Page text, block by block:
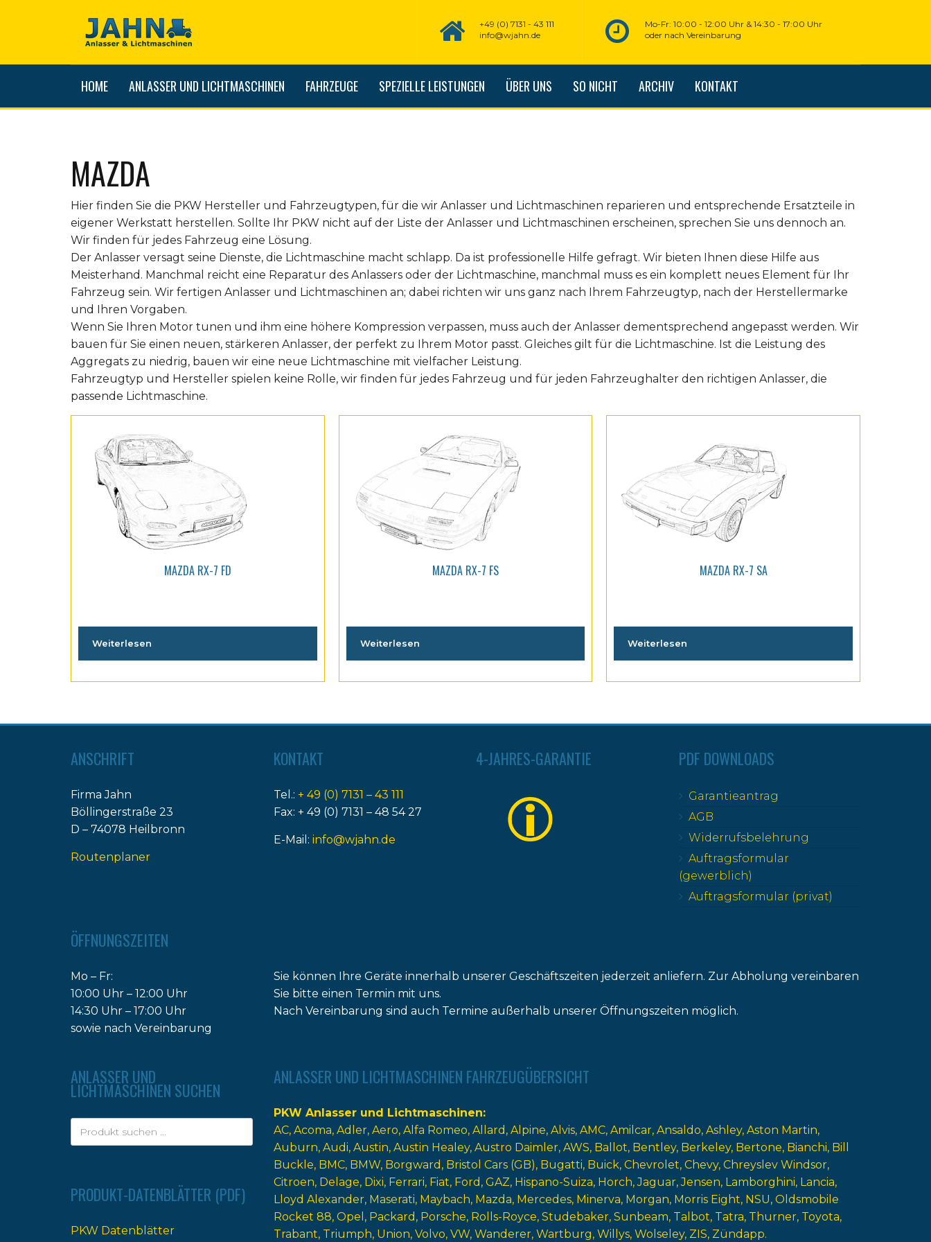
Mo-Fr: 10:00 - 12:00 Uhr & 14:30 - 17:00 Uhr
oder nach Vereinbarung
+49 (0) 7131 - 43 111
info@wjahn.de
HOME ANLASSER UND LICHTMASCHINEN FAHRZEUGE SPEZIELLE LEISTUNGEN ÜBER UNS SO NICHT ARCHIV KONTAKT
MAZDA
Hier finden Sie die PKW Hersteller und Fahrzeugtypen, für die wir Anlasser und Lichtmaschinen reparieren und entsprechende Ersatzteile in
eigener Werkstatt herstellen. Sollte Ihr PKW nicht auf der Liste der Anlasser und Lichtmaschinen erscheinen, sprechen Sie uns dennoch an.
Wir finden für jedes Fahrzeug eine Lösung.
Der Anlasser versagt seine Dienste, die Lichtmaschine macht schlapp. Da ist professionelle Hilfe gefragt. Wir bieten Ihnen diese Hilfe aus
Meisterhand. Manchmal reicht eine Reparatur des Anlassers oder der Lichtmaschine, manchmal muss es ein komplett neues Element für Ihr
Fahrzeug sein. Wir fertigen Anlasser und Lichtmaschinen an; dabei richten wir uns ganz nach Ihrem Fahrzeugtyp, nach der Herstellermarke
und Ihren Vorgaben.
Wenn Sie Ihren Motor tunen und ihm eine höhere Kompression verpassen, muss auch der Anlasser dementsprechend angepasst werden. Wir
bauen für Sie einen neuen, stärkeren Anlasser, der perfekt zu Ihrem Motor passt. Gleiches gilt für die Lichtmaschine. Ist die Leistung des
Aggregats zu niedrig, bauen wir eine neue Lichtmaschine mit vielfacher Leistung.
Fahrzeugtyp und Hersteller spielen keine Rolle, wir finden für jedes Fahrzeug und für jeden Fahrzeughalter den richtigen Anlasser, die
passende Lichtmaschine.
MAZDA RX-7 FD
Weiterlesen
MAZDA RX-7 FS
Weiterlesen
MAZDA RX-7 SA
Weiterlesen
ANSCHRIFT
Firma Jahn
Böllingerstraße 23
D – 74078 Heilbronn
Routenplaner
KONTAKT
Tel.: + 49 (0) 7131 – 43 111
Fax: + 49 (0) 7131 – 48 54 27
E-Mail: info@wjahn.de
4-JAHRES-GARANTIE PDF DOWNLOADS
Garantieantrag
AGB
Widerrufsbelehrung
Auftragsformular
(gewerblich)
Auftragsformular (privat)
ÖFFNUNGSZEITEN
Mo – Fr:
10:00 Uhr – 12:00 Uhr
14:30 Uhr – 17:00 Uhr
sowie nach Vereinbarung
Sie können Ihre Geräte innerhalb unserer Geschäftszeiten jederzeit anliefern. Zur Abholung vereinbaren
Sie bitte einen Termin mit uns.
Nach Vereinbarung sind auch Termine außerhalb unserer Öffnungszeiten möglich.
ANLASSER UND
LICHTMASCHINEN SUCHEN
PRODUKT-DATENBLÄTTER (PDF)
PKW Datenblätter
ANLASSER UND LICHTMASCHINEN FAHRZEUGÜBERSICHT
PKW Anlasser und Lichtmaschinen
AC Acoma Adler Aero Alfa Romeo Allard Alpine Alvis AMC Amilcar Ansaldo Ashley Aston Martin
Auburn Audi Austin Austin Healey Austro Daimler AWS Ballot Bentley Berkeley Bertone Bianchi Bill
Buckle BMC BMW Borgward Bristol Cars (GB) Bugatti Buick Chevrolet Chevy Chreyslev Windsor
Citroen Delage Dixi Ferrari Fiat Ford GAZ Hispano-Suiza Horch Jaguar Jensen Lamborghini Lancia
Lloyd Alexander Maserati Maybach Mazda Mercedes Minerva Morgan Morris Eight NSU Oldsmobile
Rocket 88 Opel Packard Porsche Rolls-Royce Studebaker Sunbeam Talbot Tatra Thurner Toyota
Trabant Triumph Union Volvo VW Wanderer Wartburg Willys Wolseley ZIS Zündapp